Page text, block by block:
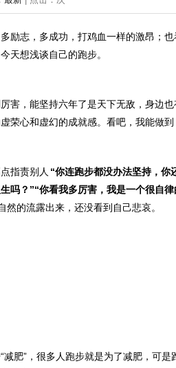
励志，多成功，打鸡血一样的激昂；
天想浅谈自己的跑步。
害，能坚持六年了是天下无敌，身边
荣心和虚幻的成就感。看吧，我能做到
指责别人 “你连跑步都没办法坚持，你
吗？”“你看我多厉害，我是一个很自
然的流露出来，还没看到自己悲哀。
减肥”，很多人跑步就是为了减肥，可